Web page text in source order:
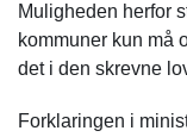
Muligheden herfor
kommuner kun må
det i den skrevne
Forklaringen i